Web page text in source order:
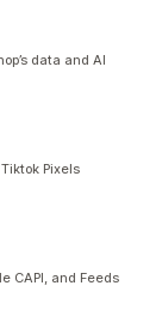
data and AI
Pixels
CAPI, and Feeds